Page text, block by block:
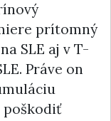
prítomný
SLE aj v T-
Práve on
poškodiť